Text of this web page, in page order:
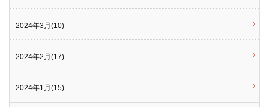
2024年3月(10)
2024年2月(17)
2024年1月(15)